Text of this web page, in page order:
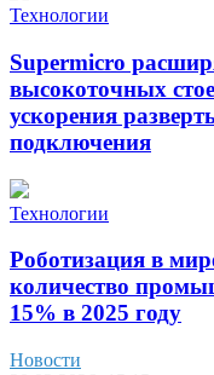
Технологии
Supermicro
высокоточных
ускорения
подключения
Технологии
Роботизация в
количество
15% в 2025 году
Новости